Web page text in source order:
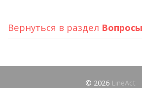
Вернуться в раздел
© 2026 LineAct